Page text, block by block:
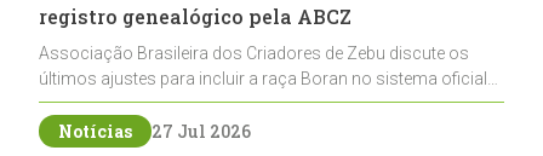
registro genealógico pela ABCZ
Associação Brasileira dos Criadores de Zebu discute os
últimos ajustes para incluir a raça Boran no sistema oficial
de registros, abrindo caminho para sua expansão na
pecuária nacional
Notícias 27 Jul 2026